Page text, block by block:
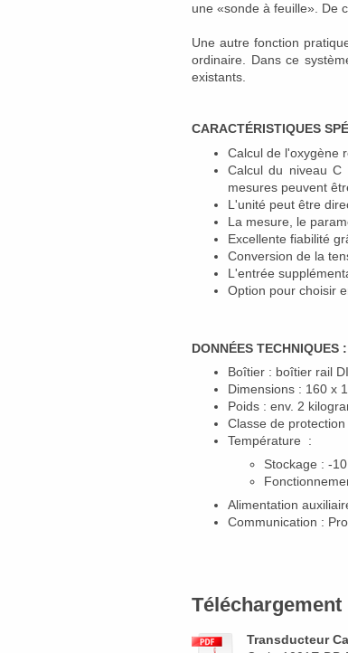
une «sonde à feuille». De
Une autre fonction
ordinaire. Dans ce
existants.
CARACTÉRISTIQUES
Calcul de l'oxygène
Calcul du niveau C
mesures peuvent
L'unité peut être
La mesure, le
Excellente fiabilité
Conversion de la
L'entrée
Option pour choisir
DONNÉES TECHNIQUES :
Boîtier : boîtier rail
Dimensions : 160 x
Poids : env. 2
Classe de
Température :
Stockage : -
Alimentation
Communication :
Téléchargement
Transducteur